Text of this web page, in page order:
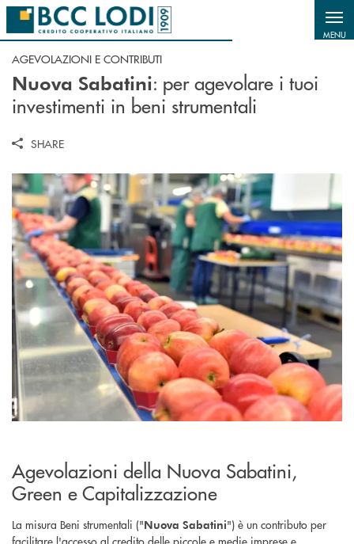
Salta al contenuto principale
MENU
AGEVOLAZIONI E CONTRIBUTI
Nuova Sabatini: per agevolare i tuoi
investimenti in beni strumentali
SHARE
Agevolazioni della Nuova Sabatini,
Green e Capitalizzazione
La misura Beni strumentali ("Nuova Sabatini") è un contributo per